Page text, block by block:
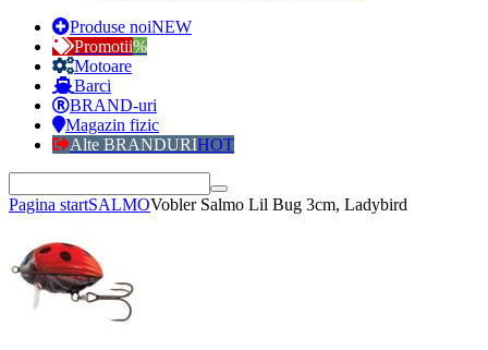
Produse noiNEW
Promotii%
Motoare
Barci
BRAND-uri
Magazin fizic
Alte BRANDURIHOT
Pagina startSALMOVobler Salmo Lil Bug 3cm, Ladybird